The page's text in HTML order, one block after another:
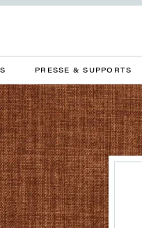
PRESSE & SUPPORTS